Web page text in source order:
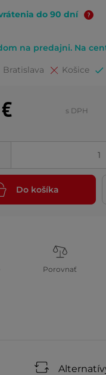
do 90 dní
na predajni. Na
Bratislava Košice
s DPH
Do košíka
Porovnať